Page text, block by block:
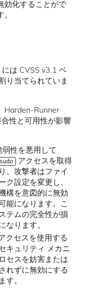
効化することがで
は CVSS v3.1 ベ
り当てられていま
Harden-Runner
性と可用性が影響
性を悪用して
sudo アクセスを取得
、攻撃者はファイ
ク設定を変更し、
構を意図的に無効
能になります。こ
テムの完全性が損
なります。
クセスを使用する
キュリティ メカニ
セスを妨害または
れずに無効にする
す。